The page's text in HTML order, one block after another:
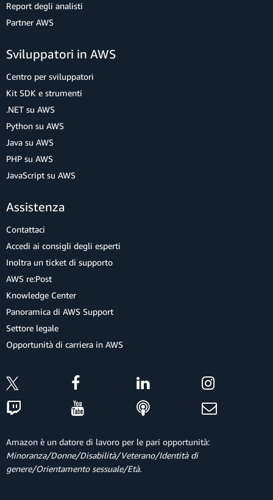
Report degli analisti
Partner AWS
Sviluppatori in AWS
Centro per sviluppatori
Kit SDK e strumenti
.NET su AWS
Python su AWS
Java su AWS
PHP su AWS
JavaScript su AWS
Assistenza
Contattaci
Accedi ai consigli degli esperti
Inoltra un ticket di supporto
AWS re:Post
Knowledge Center
Panoramica di AWS Support
Settore legale
Opportunità di carriera in AWS
Amazon è un datore di lavoro per le pari opportunità:
Minoranza/Donne/Disabilità/Veterano/Identità di
genere/Orientamento sessuale/Età.